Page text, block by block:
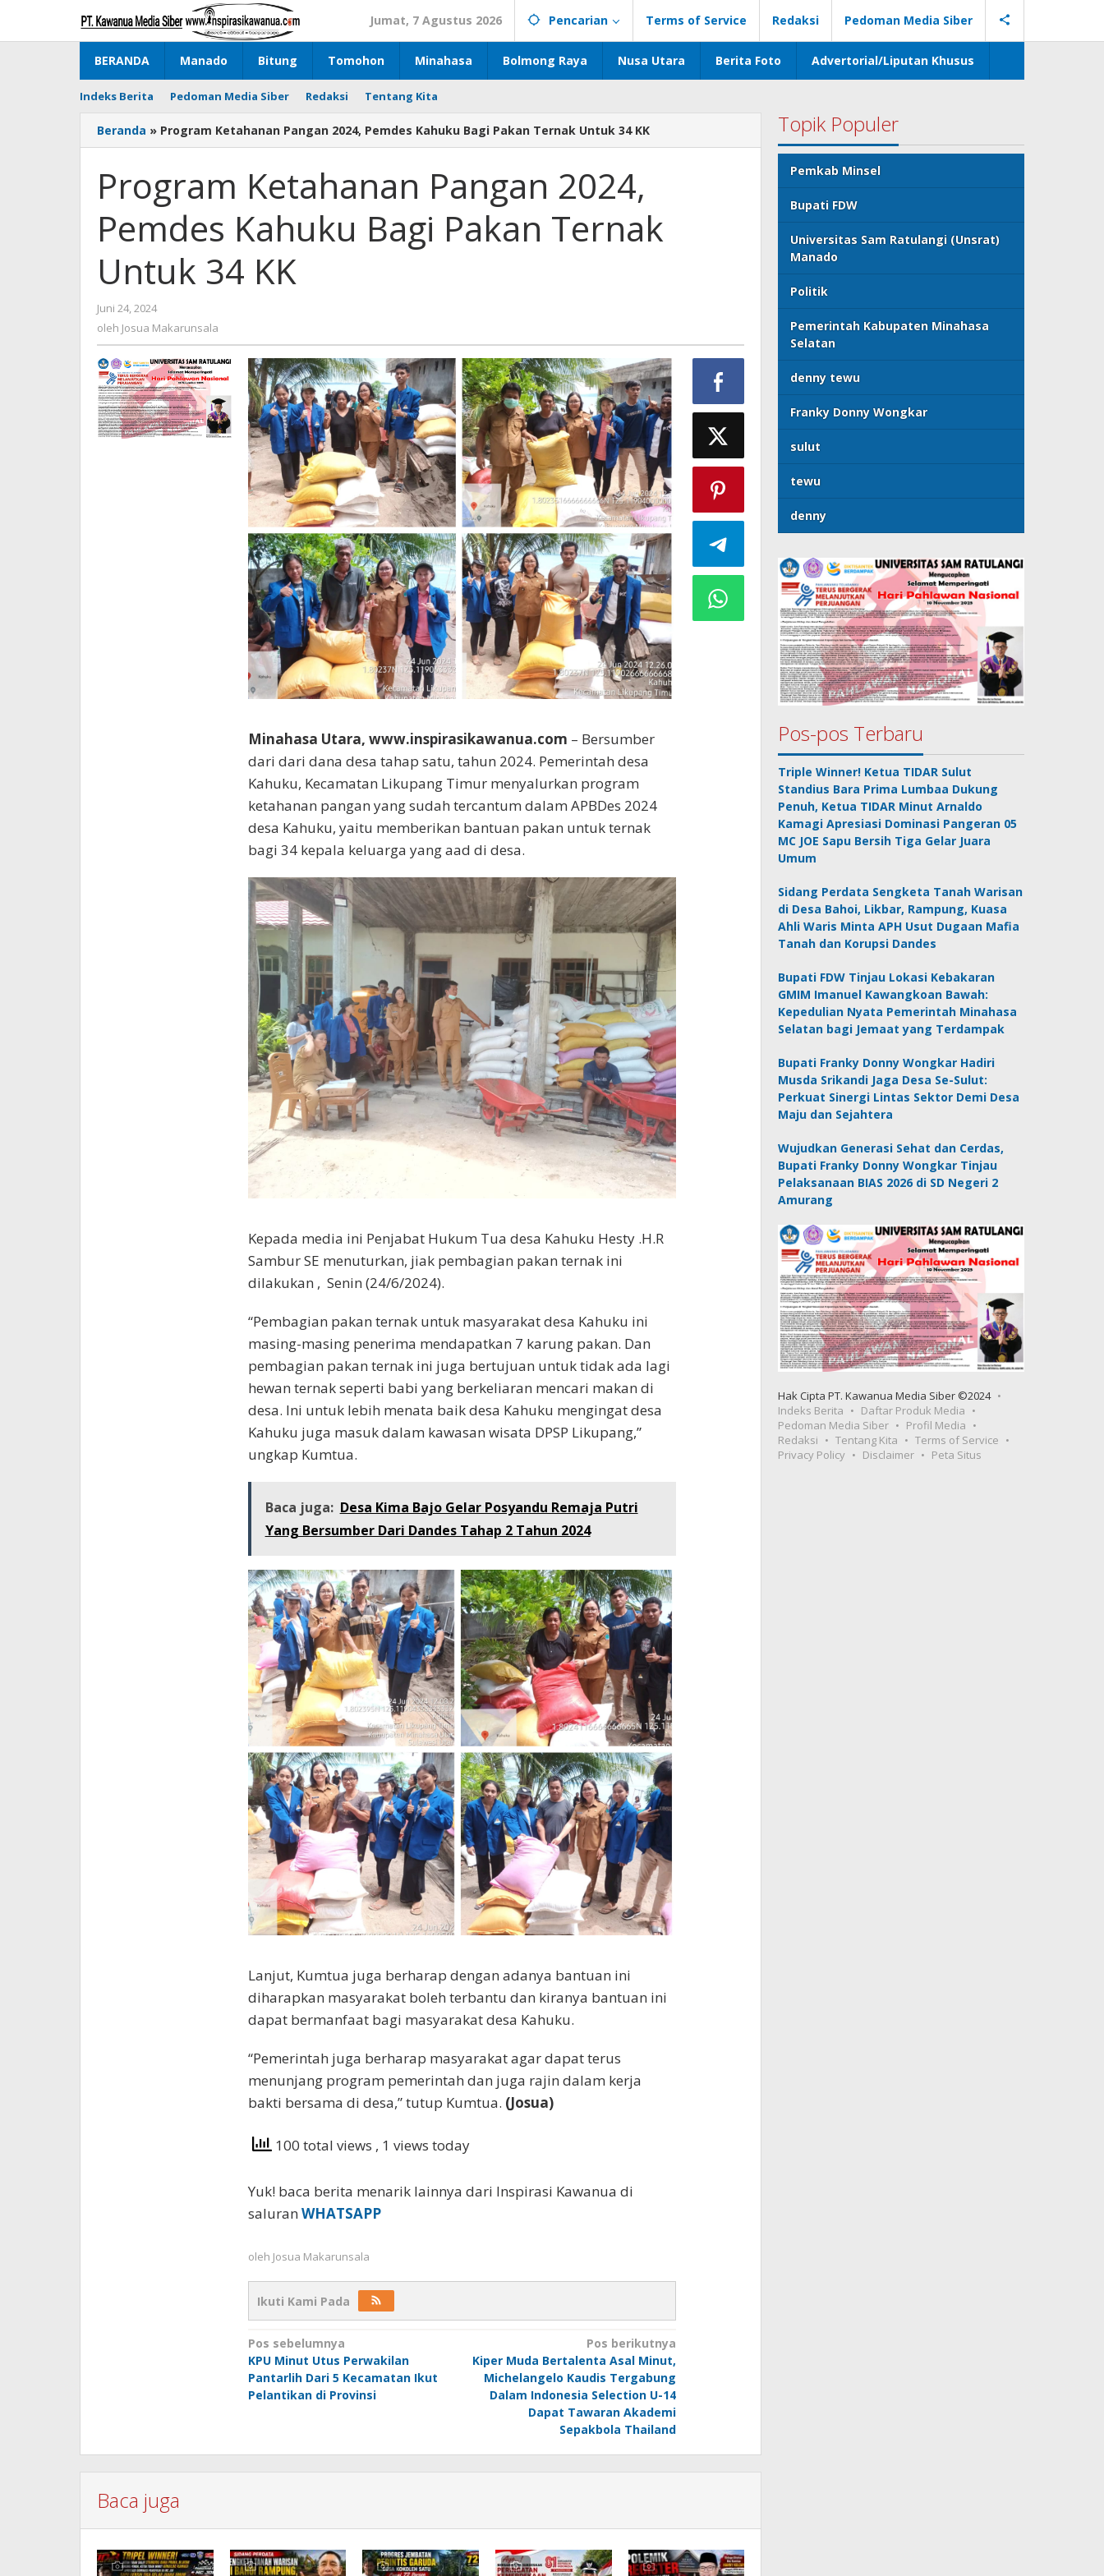
konten
Jumat, 7 Agustus 2026 Pencarian Terms of Service Redaksi Pedoman Media Siber
BERANDA Manado Bitung Tomohon Minahasa Bolmong Raya Nusa Utara Berita Foto Advertorial/Liputan Khusus
Indeks Berita Pedoman Media Siber Redaksi Tentang Kita
Beranda » Program Ketahanan Pangan 2024, Pemdes Kahuku Bagi Pakan Ternak Untuk 34 KK
Program Ketahanan Pangan 2024,
Pemdes Kahuku Bagi Pakan Ternak
Untuk 34 KK
Juni 24, 2024
Josua
oleh Josua Makarunsala
Minahasa Utara, www.inspirasikawanua.com – Bersumber
dari dari dana desa tahap satu, tahun 2024. Pemerintah desa
Kahuku, Kecamatan Likupang Timur menyalurkan program
ketahanan pangan yang sudah tercantum dalam APBDes 2024
desa Kahuku, yaitu memberikan bantuan pakan untuk ternak
bagi 34 kepala keluarga yang aad di desa.
Kepada media ini Penjabat Hukum Tua desa Kahuku Hesty .H.R
Sambur SE menuturkan, jiak pembagian pakan ternak ini
dilakukan , Senin (24/6/2024).
“Pembagian pakan ternak untuk masyarakat desa Kahuku ini
masing-masing penerima mendapatkan 7 karung pakan. Dan
pembagian pakan ternak ini juga bertujuan untuk tidak ada lagi
hewan ternak seperti babi yang berkeliaran mencari makan di
desa. Ini untuk lebih menata baik desa Kahuku mengingat desa
Kahuku juga masuk dalam kawasan wisata DPSP Likupang,”
ungkap Kumtua.
Baca juga: Desa Kima Bajo Gelar Posyandu Remaja Putri
Yang Bersumber Dari Dandes Tahap 2 Tahun 2024
Lanjut, Kumtua juga berharap dengan adanya bantuan ini
diharapkan masyarakat boleh terbantu dan kiranya bantuan ini
dapat bermanfaat bagi masyarakat desa Kahuku.
“Pemerintah juga berharap masyarakat agar dapat terus
menunjang program pemerintah dan juga rajin dalam kerja
bakti bersama di desa,” tutup Kumtua. (Josua)
100 total views , 1 views today
Yuk! baca berita menarik lainnya dari Inspirasi Kawanua di
saluran WHATSAPP
oleh Josua Makarunsala
Ikuti Kami Pada
Navigasi
pos
Pos sebelumnya
KPU Minut Utus Perwakilan
Pantarlih Dari 5 Kecamatan Ikut
Pelantikan di Provinsi
Pos berikutnya
Kiper Muda Bertalenta Asal Minut,
Michelangelo Kaudis Tergabung
Dalam Indonesia Selection U-14
Dapat Tawaran Akademi
Sepakbola Thailand
Baca juga
Topik Populer
Pemkab Minsel
Bupati FDW
Universitas Sam Ratulangi (Unsrat)
Manado
Politik
Pemerintah Kabupaten Minahasa
Selatan
denny tewu
Franky Donny Wongkar
sulut
tewu
denny
Pos-pos Terbaru
Triple Winner! Ketua TIDAR Sulut
Standius Bara Prima Lumbaa Dukung
Penuh, Ketua TIDAR Minut Arnaldo
Kamagi Apresiasi Dominasi Pangeran 05
MC JOE Sapu Bersih Tiga Gelar Juara
Umum
Sidang Perdata Sengketa Tanah Warisan
di Desa Bahoi, Likbar, Rampung, Kuasa
Ahli Waris Minta APH Usut Dugaan Mafia
Tanah dan Korupsi Dandes
Bupati FDW Tinjau Lokasi Kebakaran
GMIM Imanuel Kawangkoan Bawah:
Kepedulian Nyata Pemerintah Minahasa
Selatan bagi Jemaat yang Terdampak
Bupati Franky Donny Wongkar Hadiri
Musda Srikandi Jaga Desa Se-Sulut:
Perkuat Sinergi Lintas Sektor Demi Desa
Maju dan Sejahtera
Wujudkan Generasi Sehat dan Cerdas,
Bupati Franky Donny Wongkar Tinjau
Pelaksanaan BIAS 2026 di SD Negeri 2
Amurang
Hak Cipta PT. Kawanua Media Siber ©2024
Indeks Berita
Daftar Produk Media
Pedoman Media Siber
Profil Media
Redaksi
Tentang Kita
Terms of Service
Privacy Policy
Disclaimer Peta Situs